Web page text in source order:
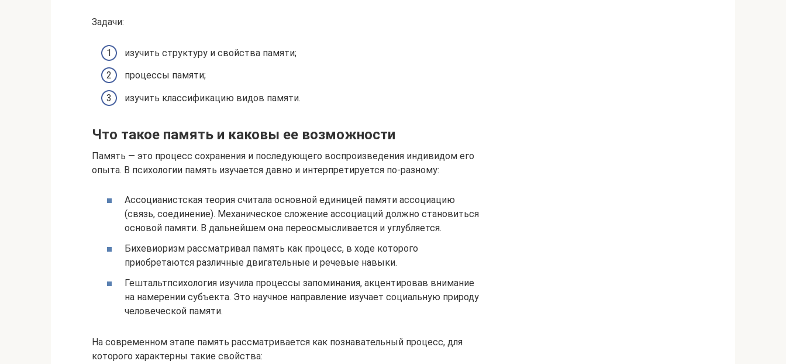
Задачи:
изучить структуру и свойства памяти;
процессы памяти;
изучить классификацию видов памяти.
Что такое память и каковы ее возможности
Память — это процесс сохранения и последующего воспроизведения индивидом его
опыта. В психологии память изучается давно и интерпретируется по-разному:
Ассоцианистская теория считала основной единицей памяти ассоциацию
(связь, соединение). Механическое сложение ассоциаций должно становиться
основой памяти. В дальнейшем она переосмысливается и углубляется.
Бихевиоризм рассматривал память как процесс, в ходе которого
приобретаются различные двигательные и речевые навыки.
Гештальтпсихология изучила процессы запоминания, акцентировав внимание
на намерении субъекта. Это научное направление изучает социальную природу
человеческой памяти.
На современном этапе память рассматривается как познавательный процесс, для
которого характерны такие свойства: